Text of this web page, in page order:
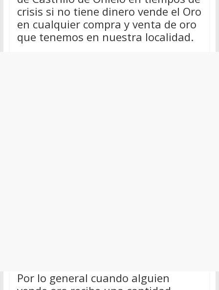
crisis si no tiene dinero vende el Oro
en cualquier compra y venta de oro
que tenemos en nuestra localidad.
Por lo general cuando alguien